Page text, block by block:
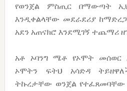
የወንጀል ምስጢር በማውጣት
እንዲቀልላቸው መደራደሪያ
አደን አጠናክሮ እንደሚገኝ ተጨማሪ
አቶ ኦባንግ ሜቶ የኦሞት መሰወር
ኦሞትን ፍትህ አሳድዳ
ትኩረታቸው ወንጀል